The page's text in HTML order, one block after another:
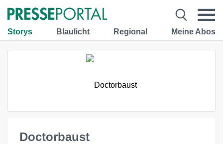
Storys Blaulicht Regional Meine Abos
Doctorbaust